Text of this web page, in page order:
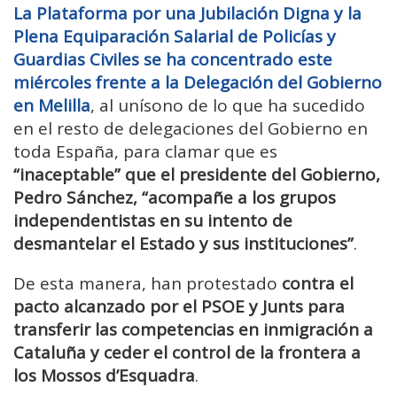
La Plataforma por una Jubilación Digna y la
Plena Equiparación Salarial de Policías y
Guardias Civiles se ha concentrado este
miércoles frente a la Delegación del Gobierno
en Melilla, al unísono de lo que ha sucedido
en el resto de delegaciones del Gobierno en
toda España, para clamar que es
“inaceptable” que el presidente del Gobierno,
Pedro Sánchez, “acompañe a los grupos
independentistas en su intento de
desmantelar el Estado y sus instituciones”.
De esta manera, han protestado contra el
pacto alcanzado por el PSOE y Junts para
transferir las competencias en inmigración a
Cataluña y ceder el control de la frontera a
los Mossos d’Esquadra.